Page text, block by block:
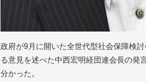
政府が9月に開いた全世代型社会保障検
る意見を述べた中西宏明経団連会長の発
分かった。